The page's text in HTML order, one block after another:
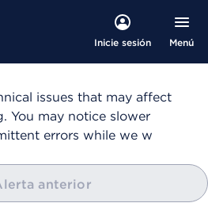
Inicie sesión Menú
issues that may affect
You may notice slower
errors while we w
anterior